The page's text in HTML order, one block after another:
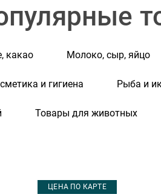
какао Молоко, сыр, яйцо
и гигиена Рыба и
Товары для животных
ЦЕНА ПО КАРТЕ